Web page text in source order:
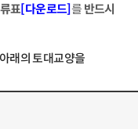
표[다운로드]를 반드시
래의 토대교양을